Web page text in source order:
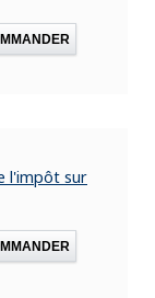
l'impôt sur